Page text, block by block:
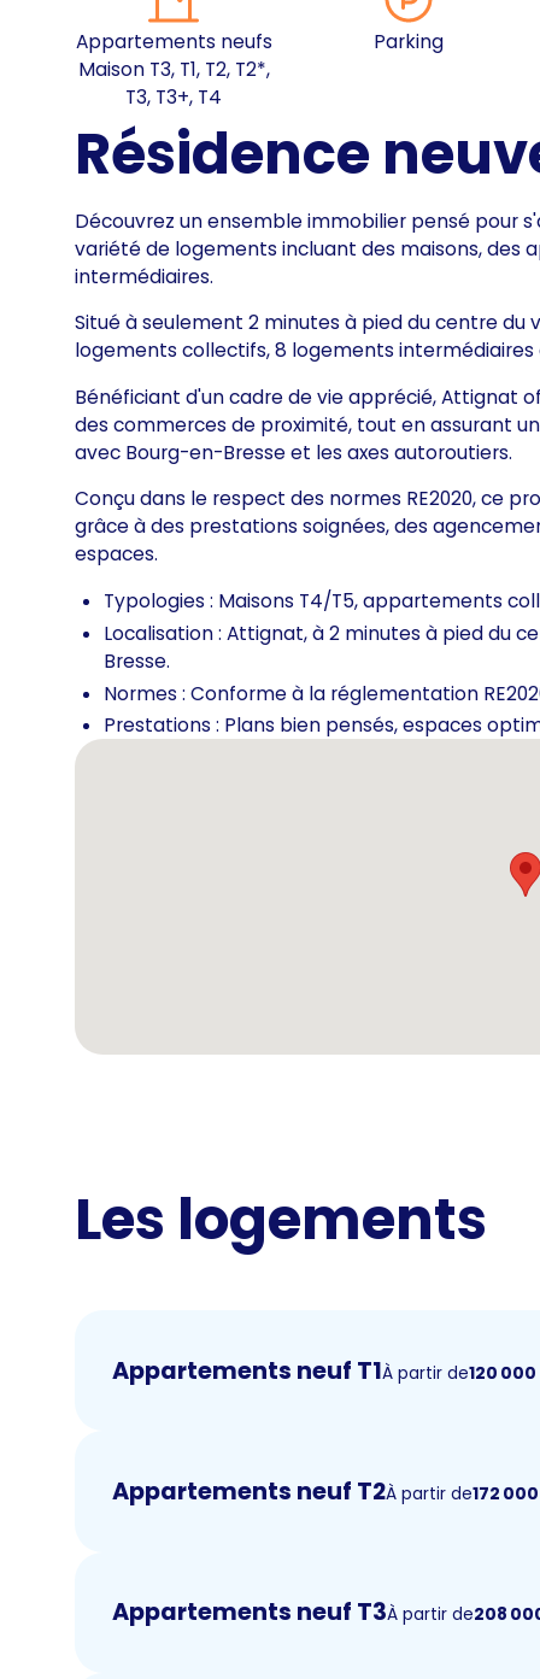
Appartements neufs
Maison T3, T1, T2, T2*,
T3, T3+, T4
Parking
Résidence
Découvrez un ensemble immobilier pensé pour
variété de logements incluant des maisons, des
intermédiaires.
Situé à seulement 2 minutes à pied du centre
logements collectifs, 8 logements intermédiaires
Bénéficiant d'un cadre de vie apprécié, Attignat
des commerces de proximité, tout en assurant
avec Bourg-en-Bresse et les axes autoroutiers.
Conçu dans le respect des normes RE2020, ce
grâce à des prestations soignées, des
espaces.
Typologies : Maisons T4/T5, appartements
Localisation : Attignat, à 2 minutes à pied du
Bresse.
Normes : Conforme à la réglementation
Prestations : Plans bien pensés, espaces
Les logements
Appartements neuf T1À partir de120 000
Appartements neuf T2À partir de172 000
Appartements neuf T3À partir de208